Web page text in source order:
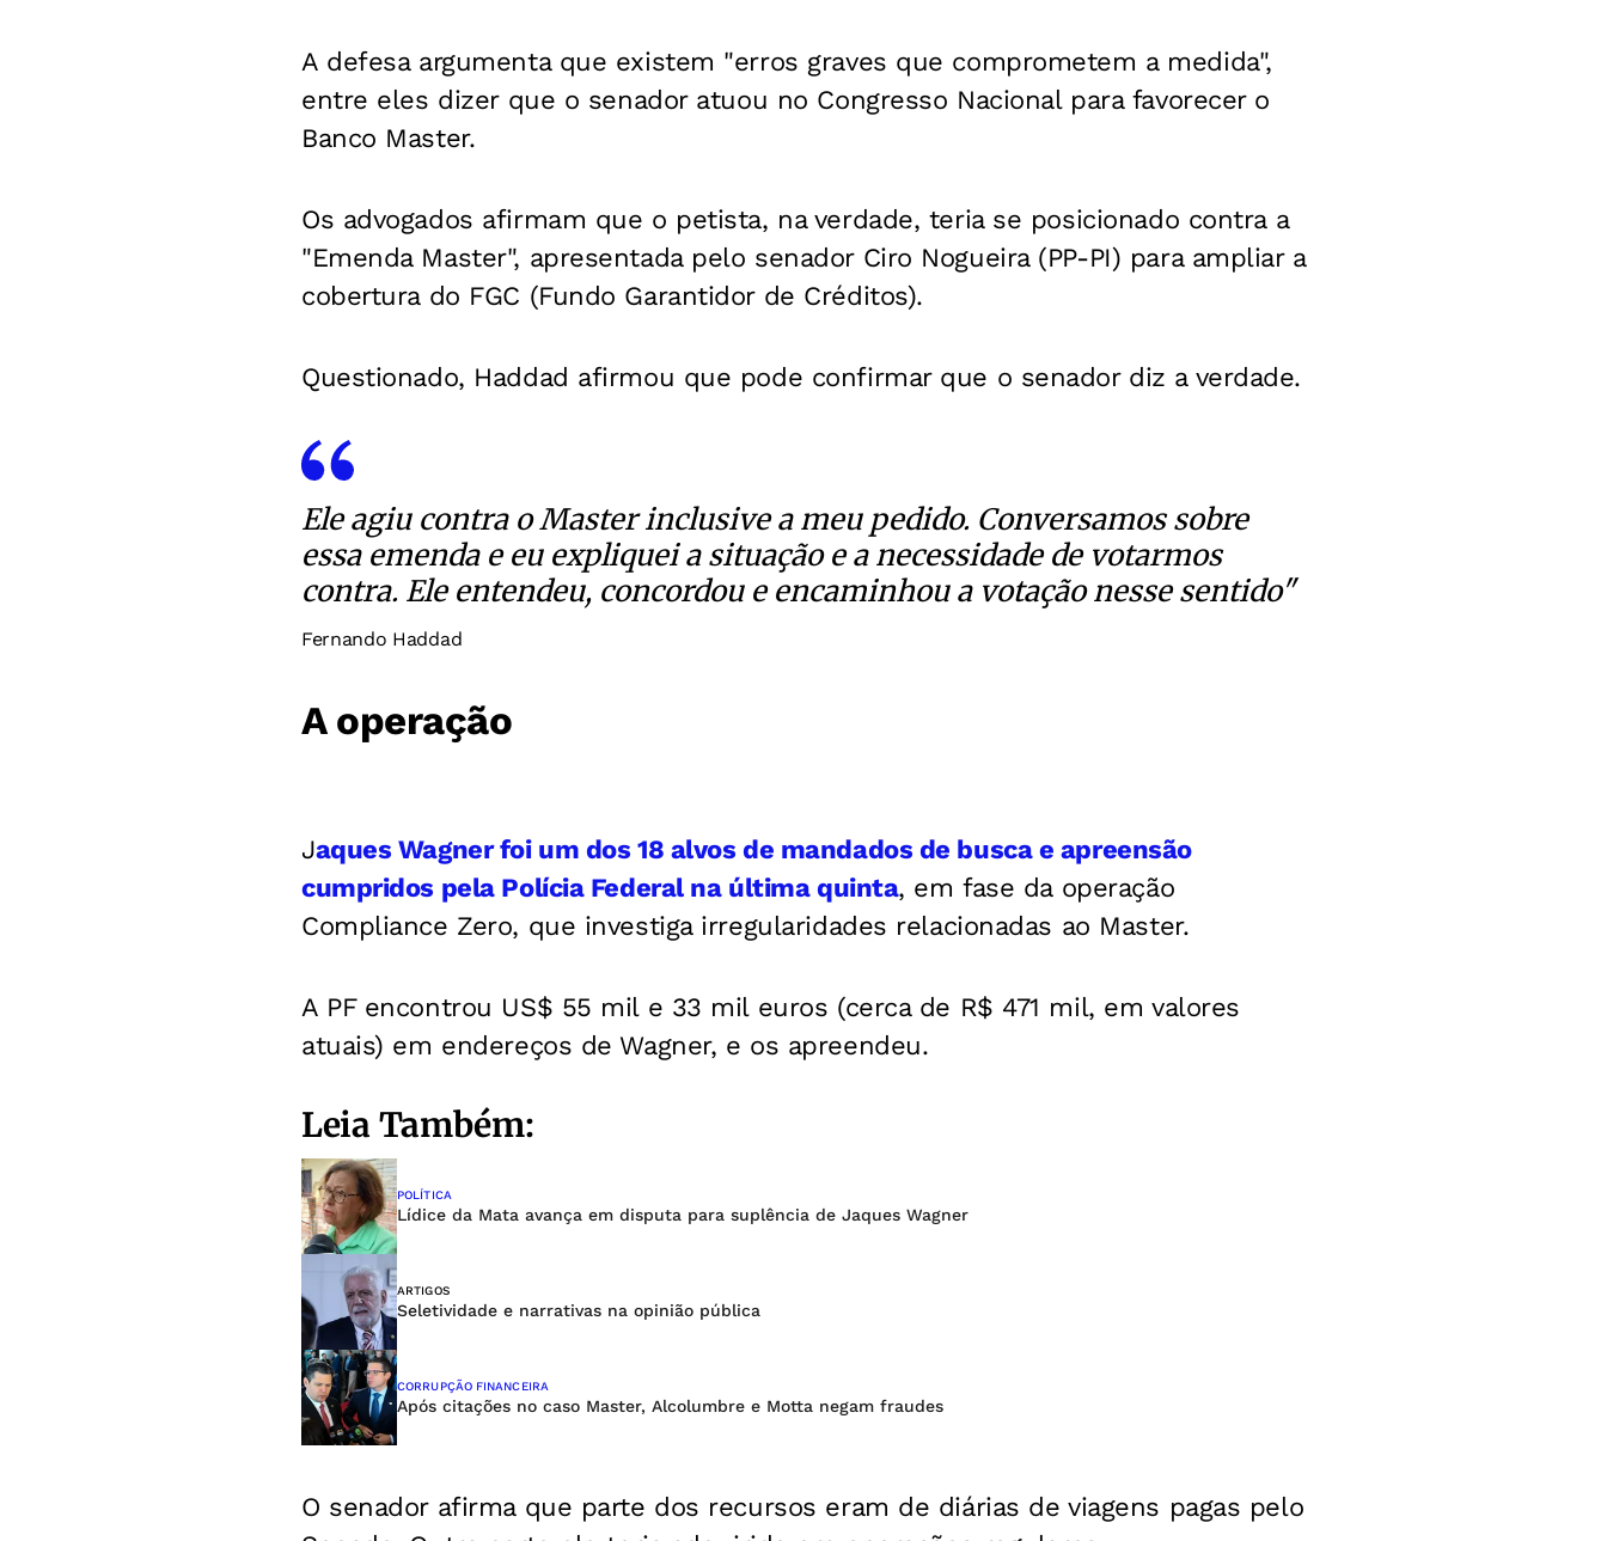
A defesa argumenta que existem "erros graves que comprometem a medida",
entre eles dizer que o senador atuou no Congresso Nacional para favorecer o
Banco Master.
Os advogados afirmam que o petista, na verdade, teria se posicionado contra a
"Emenda Master", apresentada pelo senador Ciro Nogueira (PP-PI) para ampliar a
cobertura do FGC (Fundo Garantidor de Créditos).
Questionado, Haddad afirmou que pode confirmar que o senador diz a verdade.
Ele agiu contra o Master inclusive a meu pedido. Conversamos sobre
essa emenda e eu expliquei a situação e a necessidade de votarmos
contra. Ele entendeu, concordou e encaminhou a votação nesse sentido"
Fernando Haddad
A operação
Jaques Wagner foi um dos 18 alvos de mandados de busca e apreensão
cumpridos pela Polícia Federal na última quinta, em fase da operação
Compliance Zero, que investiga irregularidades relacionadas ao Master.
A PF encontrou US$ 55 mil e 33 mil euros (cerca de R$ 471 mil, em valores
atuais) em endereços de Wagner, e os apreendeu.
Leia Também:
POLÍTICA
Lídice da Mata avança em disputa para suplência de Jaques Wagner
ARTIGOS
Seletividade e narrativas na opinião pública
CORRUPÇÃO FINANCEIRA
Após citações no caso Master, Alcolumbre e Motta negam fraudes
O senador afirma que parte dos recursos eram de diárias de viagens pagas pelo